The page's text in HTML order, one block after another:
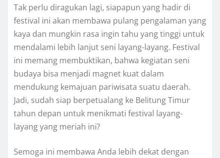
Tak perlu diragukan lagi, siapapun yang hadir di
festival ini akan membawa pulang pengalaman yang
kaya dan mungkin rasa ingin tahu yang tinggi untuk
mendalami lebih lanjut seni layang-layang. Festival
ini memang membuktikan, bahwa kegiatan seni
budaya bisa menjadi magnet kuat dalam
mendukung kemajuan pariwisata suatu daerah.
Jadi, sudah siap berpetualang ke Belitung Timur
tahun depan untuk menikmati festival layang-
layang yang meriah ini?
Semoga ini membawa Anda lebih dekat dengan